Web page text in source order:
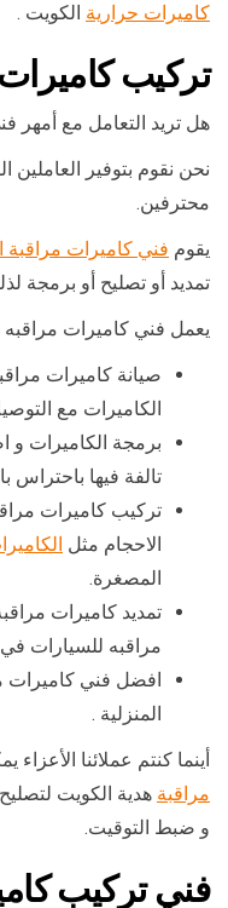
كاميرات حرارية الكويت .
تركيب
هل تريد التعامل مع أمهر
نحن نقوم بتوفير
محترفين.
يقوم فني كاميرات مراقبة
تمديد أو تصليح أو برمجة
يعمل فني كاميرات مراقبه
صيانة كاميرات
الكاميرات مع
برمجة الكاميرات و
تالفة فيها باحتراس
تركيب كاميرات
الاحجام مثل
المصغرة.
تمديد كاميرات
مراقبه للسيارات
افضل فني كاميرات
المنزلية .
أينما كنتم عملائنا
مراقبة هدية الكويت
و ضبط التوقيت.
فني تركيب